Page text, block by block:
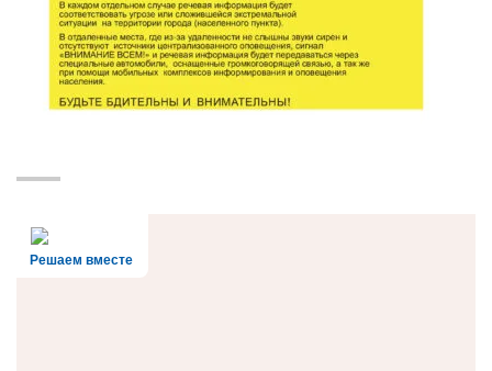
Решаем вместе